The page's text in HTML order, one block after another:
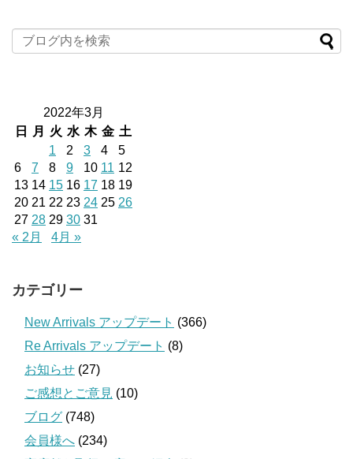
2022年3月
日
月 火 水 木 金 土
1
2 3 4
5
6
7 8 9 10 11 12
13 14 15 16 17 18 19
20 21 22 23 24 25 26
27 28 29 30 31
« 2月
4月 »
カテゴリー
New Arrivals アップデート (366)
Re Arrivals アップデート (8)
お知らせ (27)
ご感想とご意見 (10)
ブログ (748)
会員様へ (234)